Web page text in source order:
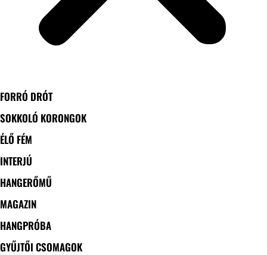
FORRÓ DRÓT
SOKKOLÓ KORONGOK
ÉLŐ FÉM
INTERJÚ
HANGERŐMŰ
MAGAZIN
HANGPRÓBA
GYŰJTŐI CSOMAGOK